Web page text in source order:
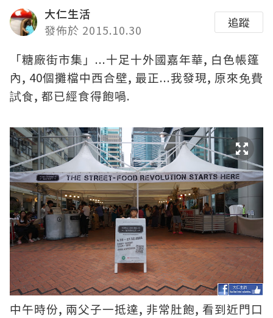
大仁生活
發佈於 2015.10.30
追蹤
「糖廠街市集」 ...十足十外國嘉年華, 白色帳篷
內, 40個攤檔中西合壁, 最正...我發現, 原來免費
試食, 都已經食得飽喎.
中午時份, 兩父子一抵達, 非常肚飽, 看到近門口